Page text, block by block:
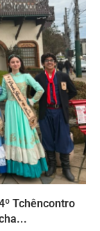
Tchêncontro